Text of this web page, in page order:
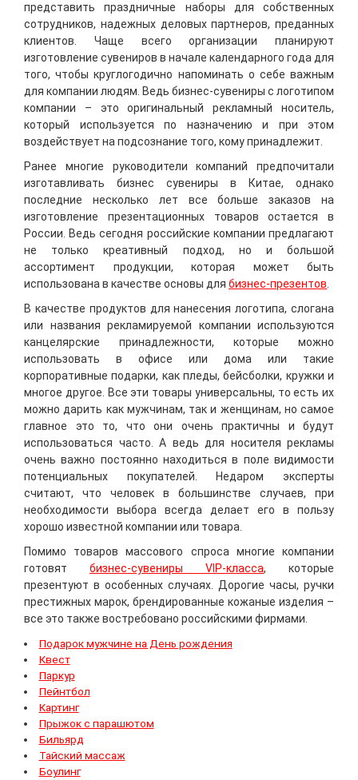
представить праздничные наборы для собственных
сотрудников, надежных деловых партнеров, преданных
клиентов. Чаще всего организации планируют
изготовление сувениров в начале календарного года для
того, чтобы круглогодично напоминать о себе важным
для компании людям. Ведь бизнес-сувениры с логотипом
компании – это оригинальный рекламный носитель,
который используется по назначению и при этом
воздействует на подсознание того, кому принадлежит.
Ранее многие руководители компаний предпочитали
изготавливать бизнес сувениры в Китае, однако
последние несколько лет все больше заказов на
изготовление презентационных товаров остается в
России. Ведь сегодня российские компании предлагают
не только креативный подход, но и большой
ассортимент продукции, которая может быть
использована в качестве основы для бизнес-презентов.
В качестве продуктов для нанесения логотипа, слогана
или названия рекламируемой компании используются
канцелярские принадлежности, которые можно
использовать в офисе или дома или такие
корпоративные подарки, как пледы, бейсболки, кружки и
многое другое. Все эти товары универсальны, то есть их
можно дарить как мужчинам, так и женщинам, но самое
главное это то, что они очень практичны и будут
использоваться часто. А ведь для носителя рекламы
очень важно постоянно находиться в поле видимости
потенциальных покупателей. Недаром эксперты
считают, что человек в большинстве случаев, при
необходимости выбора всегда делает его в пользу
хорошо известной компании или товара.
Помимо товаров массового спроса многие компании
готовят бизнес-сувениры VIP-класса, которые
презентуют в особенных случаях. Дорогие часы, ручки
престижных марок, брендированные кожаные изделия –
все это также востребовано российскими фирмами.
Подарок мужчине на День рождения
Квест
Паркур
Пейнтбол
Картинг
Прыжок с парашютом
Бильярд
Тайский массаж
Боулинг